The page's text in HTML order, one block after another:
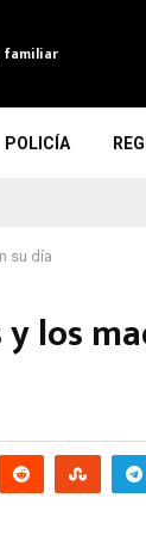
familiar
POLICÍA
su día
los